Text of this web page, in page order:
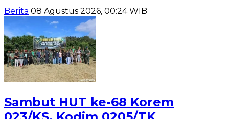
Berita 08 Agustus 2026, 00:24 WIB
Sambut HUT ke-68 Korem